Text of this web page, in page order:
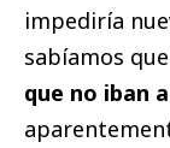
impediría
sabíamos que
que no iban